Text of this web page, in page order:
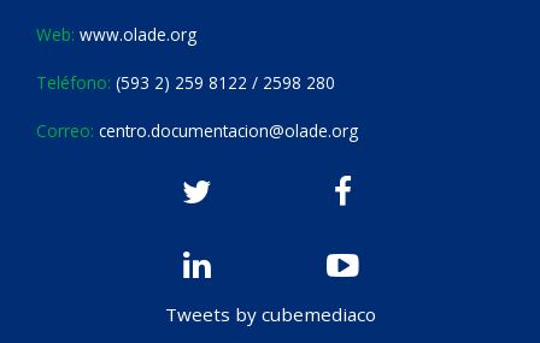
Web: www.olade.org
Teléfono: (593 2) 259 8122 / 2598 280
Correo: centro.documentacion@olade.org
Tweets by cubemediaco